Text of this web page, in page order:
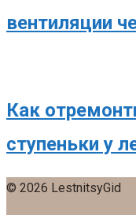
вентиляции
Как
ступеньки у
© 2026 LestnitsyGid